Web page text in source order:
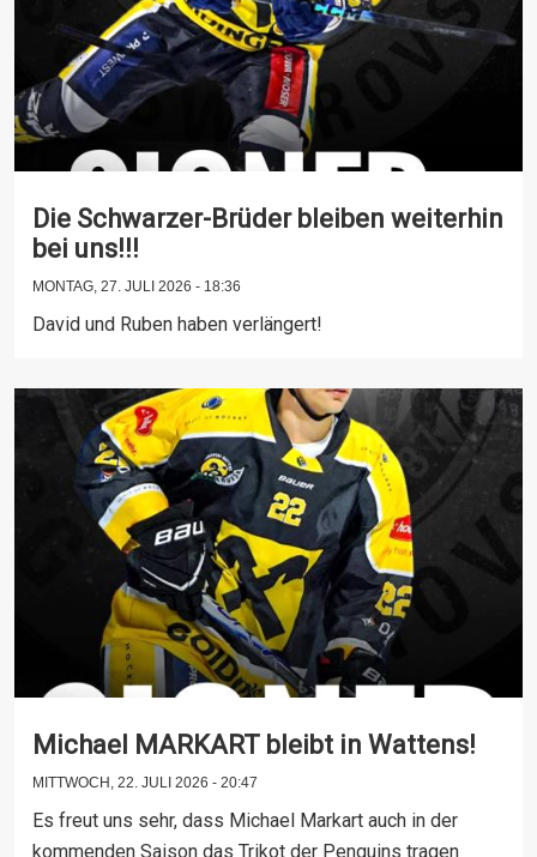
Die Schwarzer-Brüder bleiben weiterhin
bei uns!!!
MONTAG, 27. JULI 2026 - 18:36
David und Ruben haben verlängert!
Michael MARKART bleibt in Wattens!
MITTWOCH, 22. JULI 2026 - 20:47
Es freut uns sehr, dass Michael Markart auch in der
kommenden Saison das Trikot der Penguins tragen